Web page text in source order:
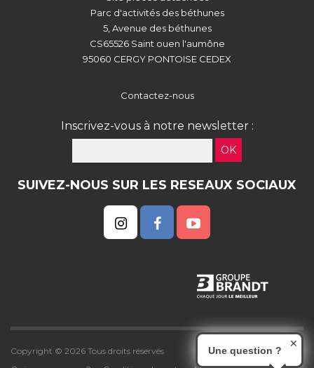
Parc d'activités des béthunes
5, Avenue des béthunes
CS65526 Saint ouen l'aumône
95060 CERGY PONTOISE CEDEX
Contactez-nous
Inscrivez-vous à notre newsletter :
OK
SUIVEZ-NOUS SUR LES RESEAUX SOCIAUX
Copyright © 2026 Tous droits réservés
Une question ?
✕